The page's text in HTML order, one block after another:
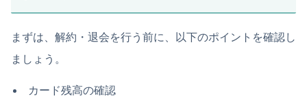
まずは、解約・退会を行う前に、以下のポイントを確認し
ましょう。
カード残高の確認